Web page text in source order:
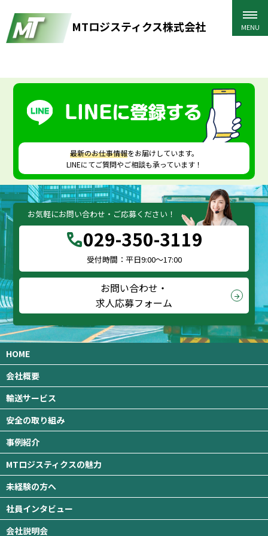
MTロジスティクス株式会社
最新のお仕事情報をお届けしています。
LINEにてご質問やご相談も承っています！
お気軽にお問い合わせ・ご応募ください！
call029-350-3119
受付時間：平日9:00～17:00
お問い合わせ・
求人応募フォーム
arrow_forward
HOME
会社概要
輸送サービス
安全の取り組み
事例紹介
MTロジスティクスの魅力
未経験の方へ
社員インタビュー
会社説明会